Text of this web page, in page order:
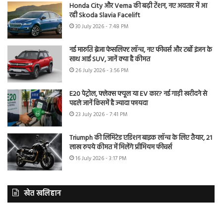
Honda City और Verna की बढ़ी टेंशन, नए अवतार में आ
रही Skoda Slavia Facelift
30 July 2026 - 7:48 PM
नई मारुति ब्रेजा फेसलिफ्ट लॉन्च, नए फीचर्स और टर्बो इंजन के
साथ आई SUV, जानें क्या है कीमत
26 July 2026 - 3:56 PM
E20 पेट्रोल, फ्लेक्स फ्यूल या EV कार? नई गाड़ी खरीदने से
पहले जानें किसमें है ज्यादा फायदा
23 July 2026 - 7:41 PM
Triumph की लिमिटेड एडिशन बाइक लॉन्च के लिए तैयार, 21
लाख रुपये कीमत में मिलेंगे प्रीमियम फीचर्स
16 July 2026 - 3:17 PM
खेत खलिहान